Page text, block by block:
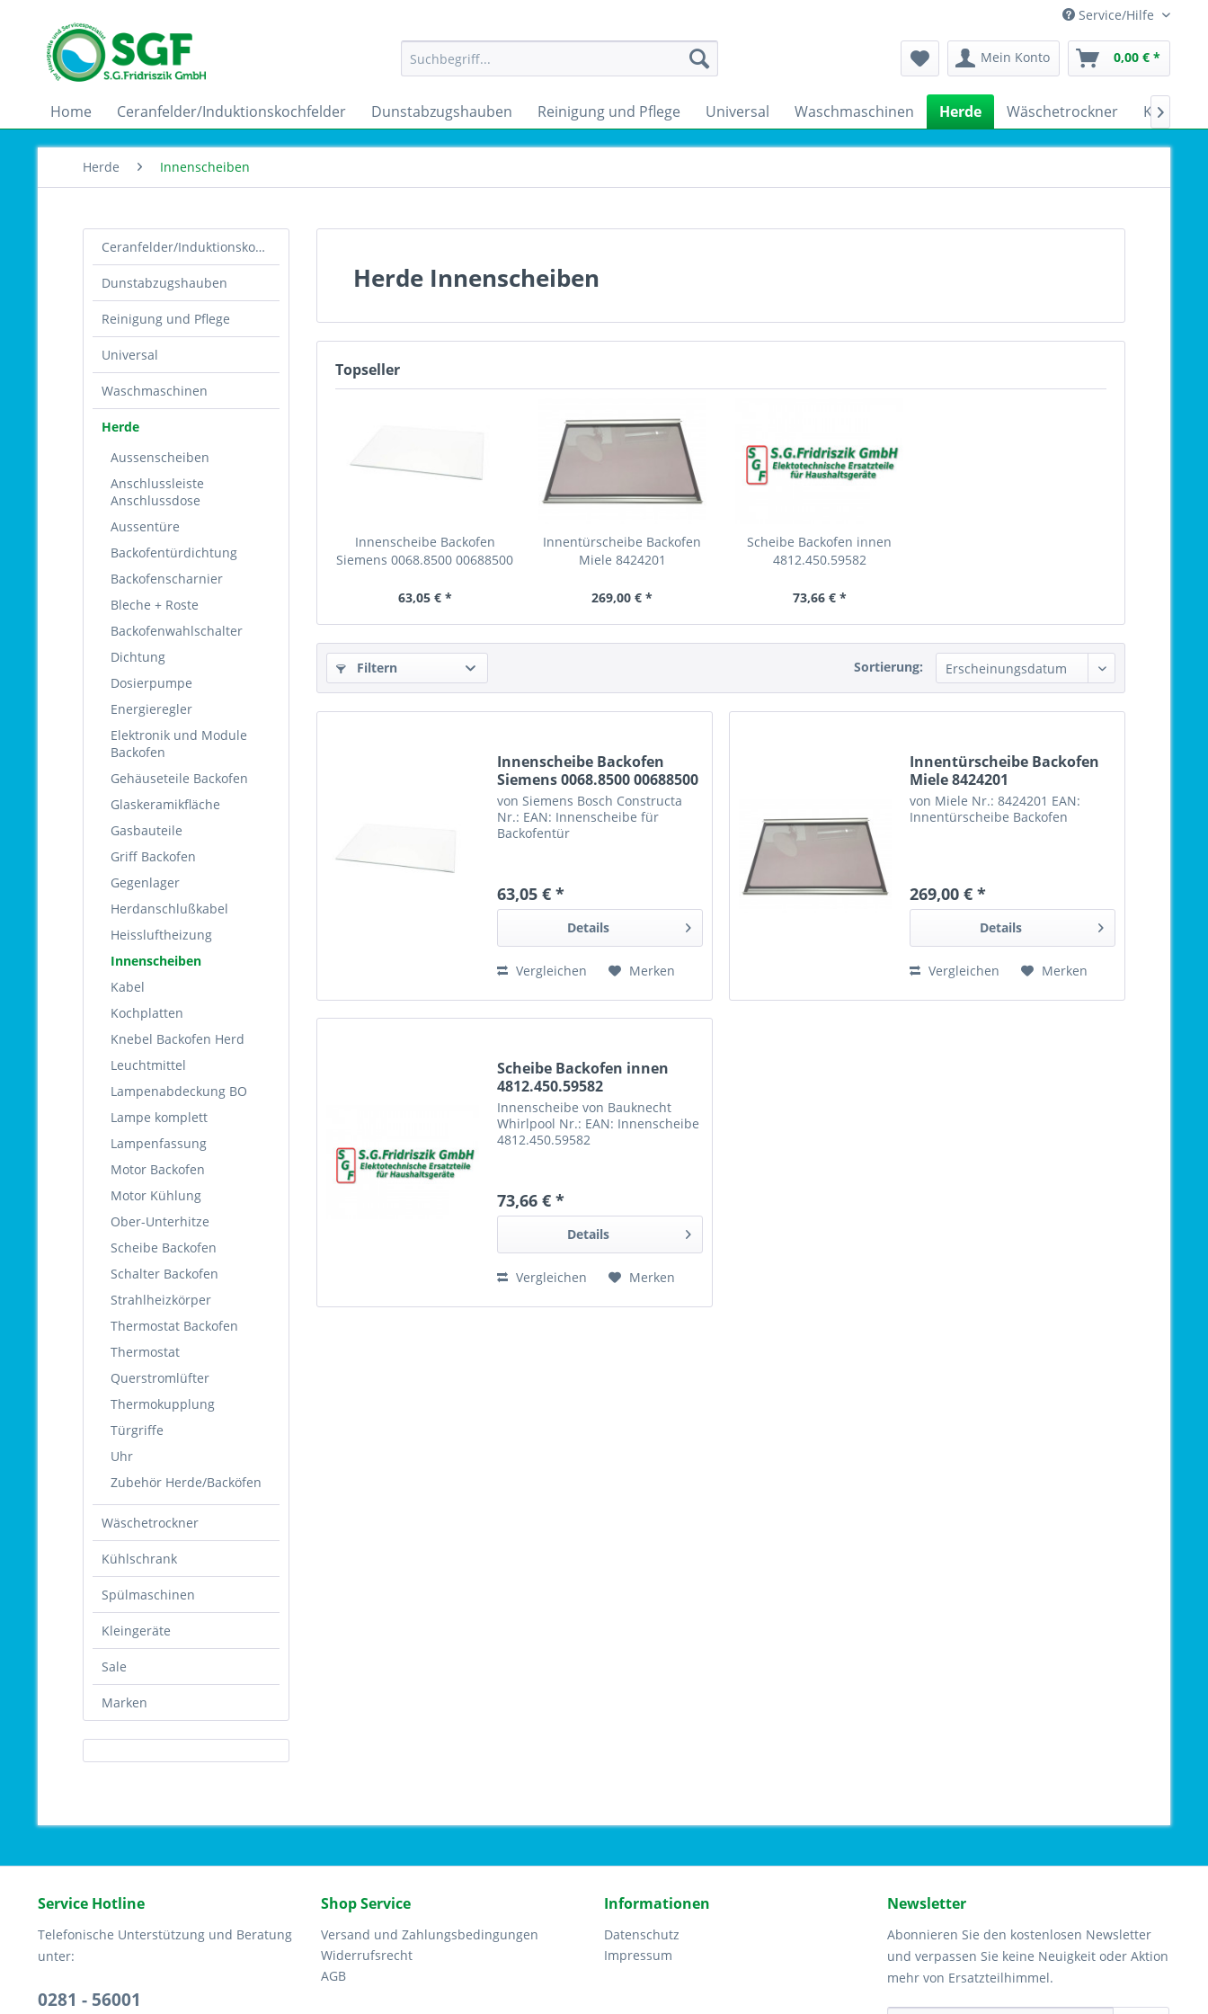
Service/Hilfe
Mein Konto 0,00 € *
Home Ceranfelder/Induktionskochfelder Dunstabzugshauben Reinigung und Pflege Universal Waschmaschinen Herde Wäschetrockner 
Herde Innenscheiben
Ceranfelder/Induktionskochfelder
Dunstabzugshauben
Reinigung und Pflege
Universal
Waschmaschinen
Herde
Aussenscheiben
Anschlussleiste
Anschlussdose
Aussentüre
Backofentürdichtung
Backofenscharnier
Bleche + Roste
Backofenwahlschalter
Dichtung
Dosierpumpe
Energieregler
Elektronik und Module
Backofen
Gehäuseteile Backofen
Glaskeramikfläche
Gasbauteile
Griff Backofen
Gegenlager
Herdanschlußkabel
Heissluftheizung
Innenscheiben
Kabel
Kochplatten
Knebel Backofen Herd
Leuchtmittel
Lampenabdeckung BO
Lampe komplett
Lampenfassung
Motor Backofen
Motor Kühlung
Ober-Unterhitze
Scheibe Backofen
Schalter Backofen
Strahlheizkörper
Thermostat Backofen
Thermostat
Querstromlüfter
Thermokupplung
Türgriffe
Uhr
Zubehör Herde/Backöfen
Wäschetrockner
Kühlschrank
Spülmaschinen
Kleingeräte
Sale
Marken
Herde Innenscheiben
Topseller
Innenscheibe Backofen
Siemens 0068.8500 00688500
63,05 € *
Innentürscheibe Backofen
Miele 8424201
269,00 € *
Scheibe Backofen innen
4812.450.59582
73,66 € *
Filtern Sortierung:
Innenscheibe Backofen
Siemens 0068.8500 00688500
von Siemens Bosch Constructa
Nr.: EAN: Innenscheibe für
Backofentür
63,05 € *
Details
Vergleichen Merken
Innentürscheibe Backofen
Miele 8424201
von Miele Nr.: 8424201 EAN:
Innentürscheibe Backofen
269,00 € *
Details
Vergleichen Merken
Scheibe Backofen innen
4812.450.59582
481245059582
Innenscheibe von Bauknecht
Whirlpool Nr.: EAN: Innenscheibe
4812.450.59582
73,66 € *
Details
Vergleichen Merken
Service Hotline
Telefonische Unterstützung und Beratung
unter:
0281 - 56001
Shop Service
Versand und Zahlungsbedingungen
Widerrufsrecht
AGB
Informationen
Datenschutz
Impressum
Newsletter
Abonnieren Sie den kostenlosen Newsletter
und verpassen Sie keine Neuigkeit oder Aktion
mehr von Ersatzteilhimmel.